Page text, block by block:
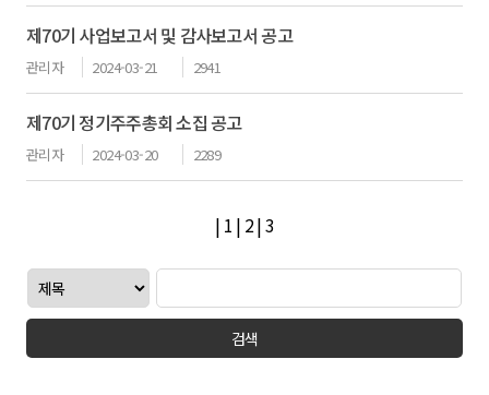
제70기 사업보고서 및 감사보고서 공고
관리자 2024-03-21 2941
제70기 정기주주총회 소집 공고
관리자 2024-03-20 2289
| 1 | 2|3